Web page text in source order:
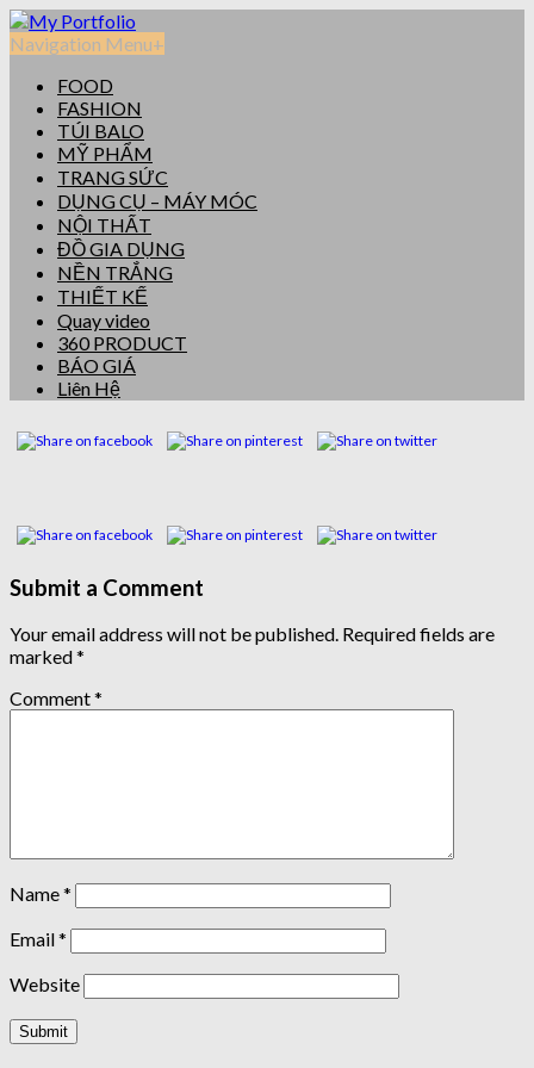
Navigation Menu+
FOOD
FASHION
TÚI BALO
MỸ PHẨM
TRANG SỨC
DỤNG CỤ – MÁY MÓC
NỘI THẤT
ĐỒ GIA DỤNG
NỀN TRẮNG
THIẾT KẾ
Quay video
360 PRODUCT
BÁO GIÁ
Liên Hệ
Submit a Comment
Your email address will not be published. Required fields are
marked*
Comment*
Name*
Email*
Website